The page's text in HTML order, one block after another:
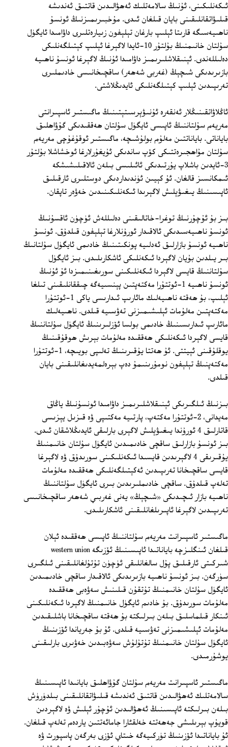
ئىكەنلىكىنى، ئۇنىڭ سالامەتلىك ئەھۋالىدىن قاتتىق ئەندىشە
قىلىۋاتقانلىقىنى بايان قىلغان ئىدى. مۇخبىرىمىزنىڭ ئونسۇ
ناھىيەسىگە قارىتا ئېلىپ بارغان تېلېفون زىيارەتلىرى داۋامىدا ئايگۈل
سۇلتان خانىمنىڭ بۇلتۇر‏‏ 10‏-ئايدا لاگېرغا ئېلىپ كېتىلگەنلىكى
دەلىللەندى. ئېنىقلاشلىرىمىز داۋامىدا ئۇنىڭ لاگېرغا ئونسۇ ناھىيە
بازىرىدىكى شىچېڭ (غەربى شەھەر) ساقچىخانىسى خادىملىرى
تەرىپىدىن ئېلىپ كېتىلگەنلىكى ئايدىڭلاشتى.
ئاڭلاۋاتقىنىڭلار ئەنقەرە ئۇنىۋېرسىتېتىنىڭ ماگىستىر ئاسپىرانتى
مەريەم سۇلتاننىڭ ئاپىسى ئايگۈل سۇلتان ھەققىدىكى گۇۋاھلىق
باياناتى. باياناتتىن مەلۇم بولۇشىچە، ماگىستىر ئوقۇغۇچى مەريەم
سۇلتان مۇاھجىرەتتىكى كۆپ ساندىكى ئۇيغۇرلارغا ئوخشاشلا بۇلتۇر
3‏-ئايدىن باشلاپ يۇرتىدىكى ئائىلىسى بىلەن ئالاقىلىشىشكە
ئىمكانسىز قالغان. ئۇ كېيىن ئۈندىداردىكى دوستلىرى ئارقىلىق
ئاپىسىنىڭ يىغىۋېلىش لاگېرىدا ئىكەنلىكىنىدىن خەۋەر تاپقان.
بىز بۇ ئۇچۇرنىڭ توغرا-خاتالىقىنى دەلىللەش ئۈچۈن ئاقسۇنىڭ
ئونسۇ ناھىيەسىدىكى ئالاقىدار ئورۇنلارغا تېلېفون قىلدۇق. ئونسۇ
ناھىيە ئونسۇ بازارلىق ئەدلىيە پونكىتىنىڭ خادىمى ئايگۈل سۇلتانىڭ
بىر يىلدىن بۇيان لاگېردا ئىكەنلىكى ئاشكارىلىدى. بىز ئايگۈل
سۇلتاننىڭ قايسى لاگېردا ئىكەنلىكىنى سورىغىنىمىزدا ئۇ ئۇنىڭ
ئونسۇ ناھىيە 1‏-ئوتتۇرا مەكتەپتىن پېنسىيەگە چىققانلىقىنى تىلغا
ئېلىپ، بۇ ھەقتە ناھىيەلىك مائارىپ ئىدارىسى ياكى 1‏-ئوتتۇرا
مەكتەپتىن مەلۇمات ئېلىشىمىزنى تەۋسىيە قىلدى. ناھىيەلىك
مائارىپ ئىدارىسىنىڭ خادىمى بولسا ئۆزلىرىنىڭ ئايگۈل سۇلتاننىڭ
قايسى لاگېردا ئىكەنلىكى ھەققىدە مەلۇمات بېرىش ھوقۇقىنىڭ
يوقلۇقىنى ئېيتتى. ئۇ ھەتتا يۇقىرىنىڭ تەلىپى بويىچە، 1‏-ئوتتۇرا
مەكتەپنىڭ تېلېفون نومۇرىنىمۇ دەپ بېرەلمەيدىغانلىقىنى بايان
قىلدى.
بىزنىڭ ئىلگىرىكى ئېنىقلاشلىرىمىز داۋامىدا ئونسۇنىڭ ياڭاق
مەيدانى، 2‏-ئوتتۇرا مەكتەپ، پارتىيە مەكتىپى ۋە قىزىل يېزىسى
قاتارلىق 4 ئورۇندا يىغىۋېلىش لاگېرى بارلىقى ئايدىڭلاشقان ئىدى.
بىز ئونسۇ بازارلىق ساقچى خادىمىدىن ئايگۈل سۇلتان خانىمنىڭ
يۇقىرىقى 4 لاگېرىدىن قايسىدا ئىكەنلىكىنى سورىدۇق ۋە لاگېرغا
قايسى ساقچىخانا تەرىپىدىن ئەكېتىلگەنلىكى ھەققىدە مەلۇمات
تەلەپ قىلدۇق. ساقچى خادىملىرىدىن بىرى ئايگۈل سۇلتاننىڭ
ناھىيە بازار ئىچىدىكى «شىچېڭ» يەنى غەربىي شەھەر ساقچىخانىسى
تەرىپىدىن لاگېرغا ئاپىرىلغانلىقىنى ئاشكارىلىدى.
ماگىستىر ئاسپىرانت مەريەم سۇلتاننىڭ ئاپىسى ھەققىدە ئېلان
قىلغان ئىنگلىزچە باياناتىدا ئاپىسىنىڭ ئۆزىگە western union
شىركىتى ئارقىلىق پۇل سالغانلىقى ئۈچۈن تۇتۇلغانلىقىنى ئىلگىرى
سۈرگەن. بىز ئونسۇ ناھىيە بازىرىدىكى ئالاقىدار ساقچى خادىمىدىن
ئايگۈل سۇلتان خانىمنىڭ تۇتقۇن قىلىنىش سەۋەبى ھەققىدە
مەلۇمات سورىدۇق. بۇ خادىم ئايگۈل خانىمنىڭ لاگېردا ئىكەنلىكىنى
ئىنكار قىلماسلىق بىلەن بىرلىكتە بۇ ھەقتە ساقچىخانا باشلىقىدىن
مەلۇمات ئېلىشىمىزنى تەۋسىيە قىلدى. ئۇ بۇ جەرياندا ئۆزىنىڭ
ئايگۈل سۇلتان خانىمنىڭ تۇتۇلۇش سەۋەبىدىن خەۋىرى بارلىقىنى
يوشۇرمىدى.
ماگىستىر ئاسپىرانت مەريەم سۇلتان گۇۋاھلىق بايانىدا ئاپىسىنىڭ
سالامەتلىك ئەھۋالىدىن قاتتىق ئەندىشە قىلىۋاتقانلىقىنى بىلدۈرۈش
بىلەن بىرلىكتە ئاپىسىنىڭ ئەھۋالىدىن ئۇچۇر ئېلىش ۋە لاگېردىن
قويۇپ بېرىلىشى جەھەتتە خەلقئارا جامائەتتىن ياردەم تەلەپ قىلغان.
ئۇ باياناتىدا ئۆزىنىڭ تۈركىيەگە خىتاي ئۆزى بەرگەن پاسپورت ۋە